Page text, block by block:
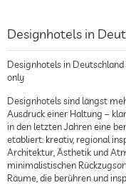
Designhotels in
Designhotels in
only
Designhotels sind längst
Ausdruck einer Haltung –
in den letzten Jahren eine
etabliert: kreativ, regional
Architektur, Ästhetik und
minimalistischen
Räume, die berühren und